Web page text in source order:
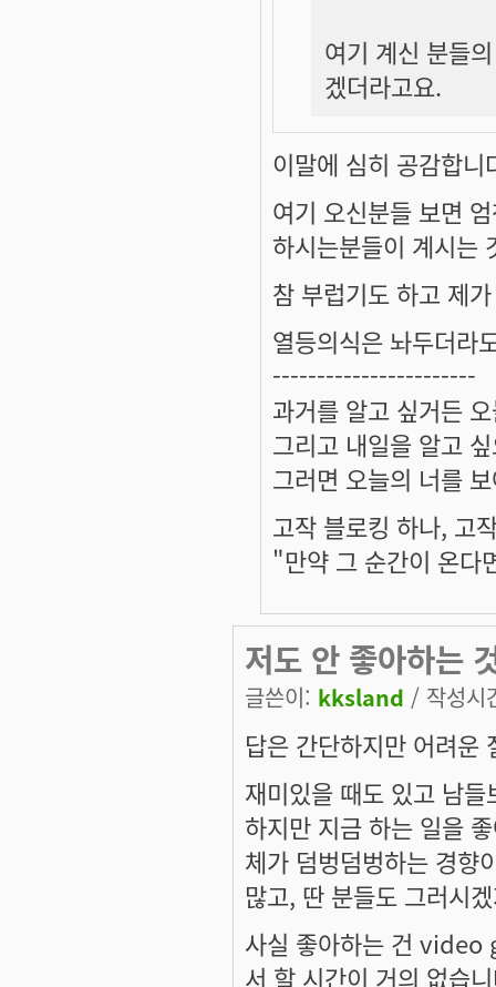
여기 계신 분들
겠더라고요.
이말에 심히 공감합니
여기 오신분들 보면
하시는분들이 계시는
참 부럽기도 하고 제
열등의식은 놔두더라
-----------------------
과거를 알고 싶거든
그리고 내일을 알고
그러면 오늘의 너를
고작 블로킹 하나, 고
"만약 그 순간이 온다
저도 안 좋아하는
글쓴이: kksland / 작성
답은 간단하지만 어려운
재미있을 때도 있고 남
하지만 지금 하는 일을
체가 덤벙덤벙하는 경향
많고, 딴 분들도 그러시
사실 좋아하는 건
서 할 시간이 거의 없습